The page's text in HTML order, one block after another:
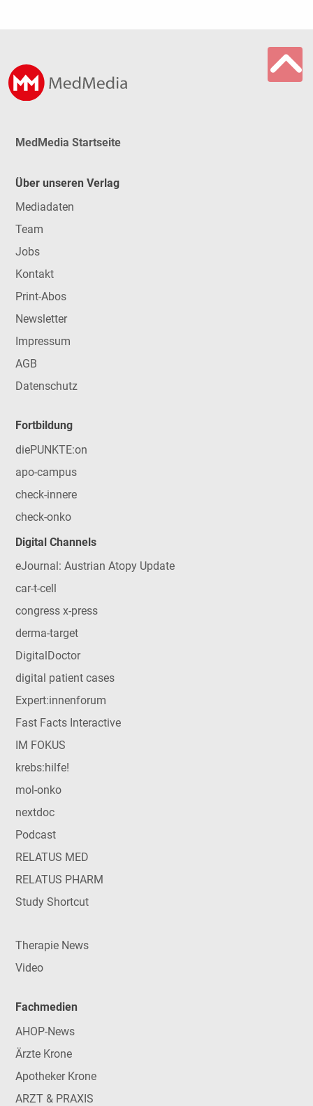
MedMedia Startseite
Über unseren Verlag
Mediadaten
Team
Jobs
Kontakt
Print-Abos
Newsletter
Impressum
AGB
Datenschutz
Fortbildung
diePUNKTE:on
apo-campus
check-innere
check-onko
Digital Channels
eJournal: Austrian Atopy Update
car-t-cell
congress x-press
derma-target
DigitalDoctor
digital patient cases
Expert:innenforum
Fast Facts Interactive
IM FOKUS
krebs:hilfe!
mol-onko
nextdoc
Podcast
RELATUS MED
RELATUS PHARM
Study Shortcut
Therapie News
Video
Fachmedien
AHOP-News
Ärzte Krone
Apotheker Krone
ARZT & PRAXIS